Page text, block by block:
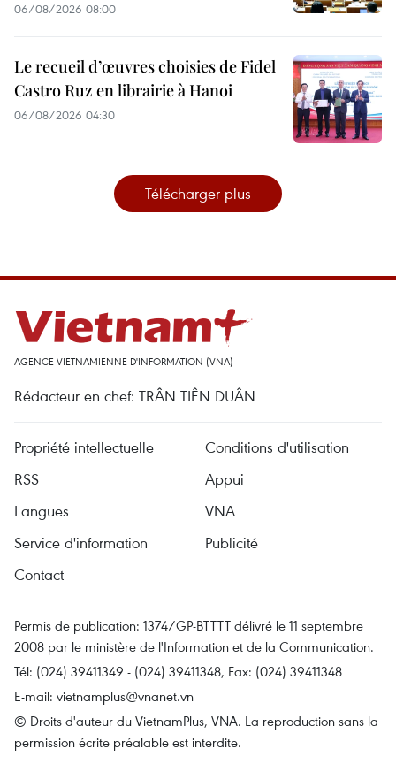
06/08/2026 08:00
Le recueil d’œuvres choisies de Fidel
Castro Ruz en librairie à Hanoi
06/08/2026 04:30
Télécharger plus
AGENCE VIETNAMIENNE D'INFORMATION (VNA)
Rédacteur en chef: TRÂN TIÊN DUÂN
Propriété intellectuelle
Conditions d'utilisation
RSS
Appui
Langues
VNA
Service d'information
Publicité
Contact
Permis de publication: 1374/GP-BTTTT délivré le 11 septembre
2008 par le ministère de l'Information et de la Communication.
Tél: (024) 39411349 - (024) 39411348, Fax: (024) 39411348
E-mail: vietnamplus@vnanet.vn
© Droits d'auteur du VietnamPlus, VNA. La reproduction sans la
permission écrite préalable est interdite.